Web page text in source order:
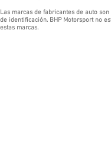
Las marcas de fabricantes de auto
de identificación. BHP Motorsport no
estas marcas.